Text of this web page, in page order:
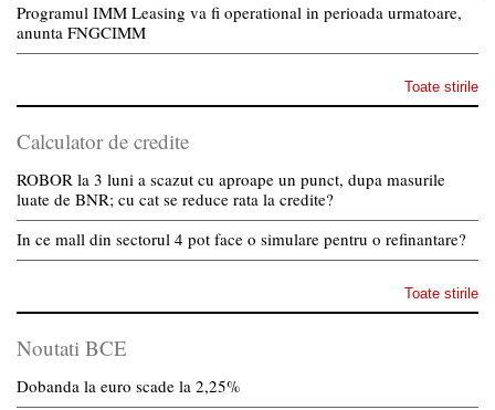
Programul IMM Leasing va fi operational in perioada urmatoare,
anunta FNGCIMM
Toate stirile
Calculator de credite
ROBOR la 3 luni a scazut cu aproape un punct, dupa masurile
luate de BNR; cu cat se reduce rata la credite?
In ce mall din sectorul 4 pot face o simulare pentru o refinantare?
Toate stirile
Noutati BCE
Dobanda la euro scade la 2,25%